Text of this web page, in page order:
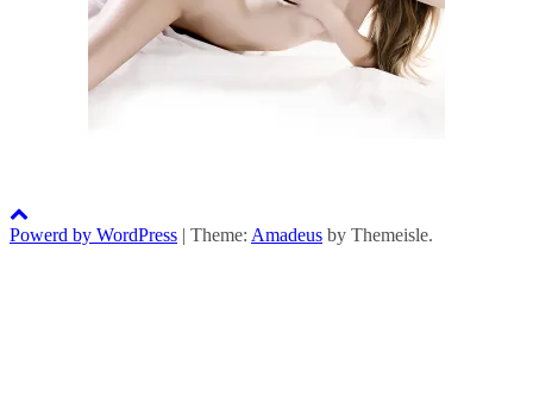
Powerd by WordPress | Theme: Amadeus by Themeisle.